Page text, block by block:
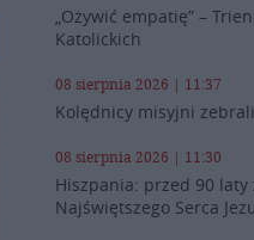
„Ożywić empatię” –
Katolickich
08 sierpnia 2026 | 11:37
Kolędnicy misyjni
08 sierpnia 2026 | 11:30
Hiszpania: przed 90
Najświętszego Serca